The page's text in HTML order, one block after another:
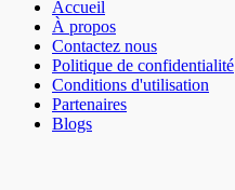
Accueil
À propos
Contactez nous
Politique de confidentialité
Conditions d'utilisation
Partenaires
Blogs